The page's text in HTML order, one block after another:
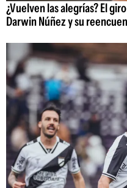
¿Vuelven las alegrías? El
Darwin Núñez y su